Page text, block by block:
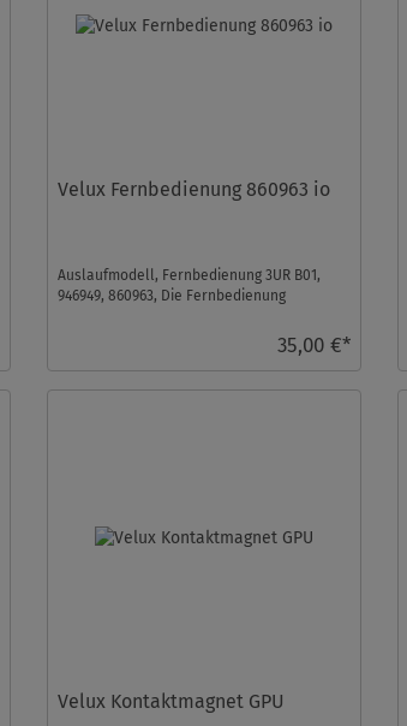
Velux Fernbedienung 860963 io
Auslaufmodell, Fernbedienung 3UR B01,
946949, 860963, Die Fernbedienung
35,00 €*
Velux Kontaktmagnet GPU